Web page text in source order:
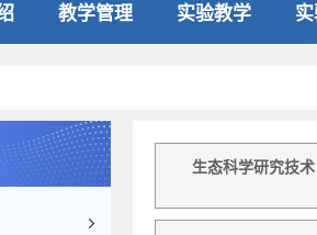
教学管理 实验教学
生态科学研究技术